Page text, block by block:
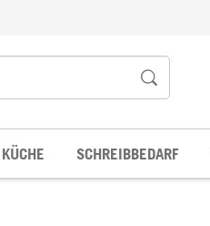
KÜCHE SCHREIBBEDARF